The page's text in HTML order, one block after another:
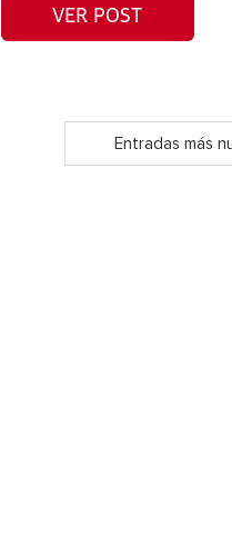
VER POST
Entradas más